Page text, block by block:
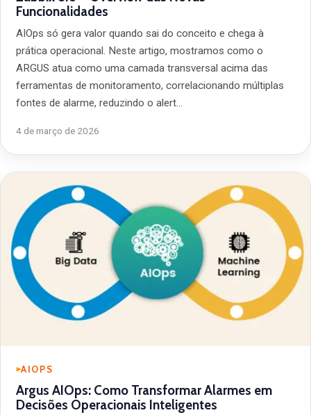
Funcionalidades
AIOps só gera valor quando sai do conceito e chega à
prática operacional. Neste artigo, mostramos como o
ARGUS atua como uma camada transversal acima das
ferramentas de monitoramento, correlacionando múltiplas
fontes de alarme, reduzindo o alert…
4 de março de 2026
AIOPS
Argus AIOps: Como Transformar Alarmes em
Decisões Operacionais Inteligentes